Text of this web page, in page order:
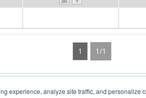
experience, analyze site traffic, and personalize
1 1/1